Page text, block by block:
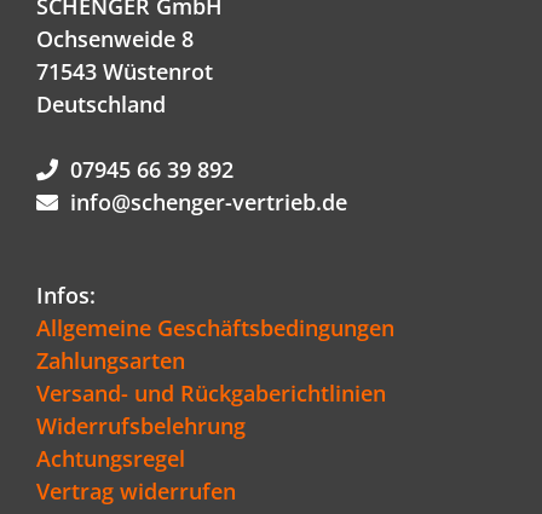
Ochsenweide 8
71543 Wüstenrot
Deutschland
07945 66 39 892
info@schenger-vertrieb.de
Infos:
Allgemeine Geschäftsbedingungen
Zahlungsarten
Versand- und Rückgaberichtlinien
Widerrufsbelehrung
Achtungsregel
Vertrag widerrufen